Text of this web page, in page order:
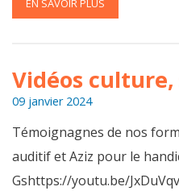
EN SAVOIR PLUS
Vidéos
09 janvier 2024
Témoignagnes de nos
auditif et Aziz pour le
Gshttps://youtu.be/